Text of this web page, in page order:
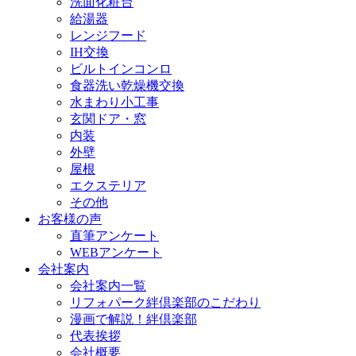
給湯器
レンジフード
IH交換
ビルトインコンロ
食器洗い乾燥機交換
水まわり小工事
玄関ドア・窓
内装
外壁
屋根
エクステリア
その他
お客様の声
直筆アンケート
WEBアンケート
会社案内
会社案内一覧
リフォパーク絆倶楽部のこだわり
漫画で解説！絆倶楽部
代表挨拶
会社概要